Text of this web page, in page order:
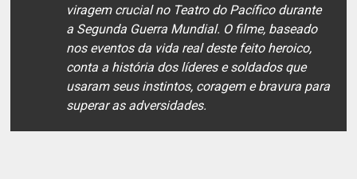
viragem crucial no Teatro do Pacífico durante
a Segunda Guerra Mundial. O filme, baseado
nos eventos da vida real deste feito heroico,
conta a história dos líderes e soldados que
usaram seus instintos, coragem e bravura para
superar as adversidades.